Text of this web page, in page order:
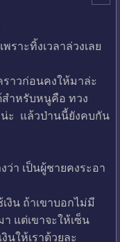
ราะทิ้งเวลาล่วงเลย
าวก่อนคงให้มาล่ะ
ำหรับหนูคือ ทวง
ะ แล้วป่านนี้ยังคบกัน
ว่า เป็นผู้ชายคงระอา
งิน ถ้าเขาบอกไม่มี
แต่เขาจะให้เซ็น
นให้เราด้วยละ